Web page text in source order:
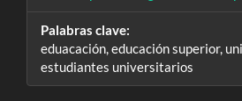
Palabras clave:
eduacación, educación superior,
estudiantes universitarios